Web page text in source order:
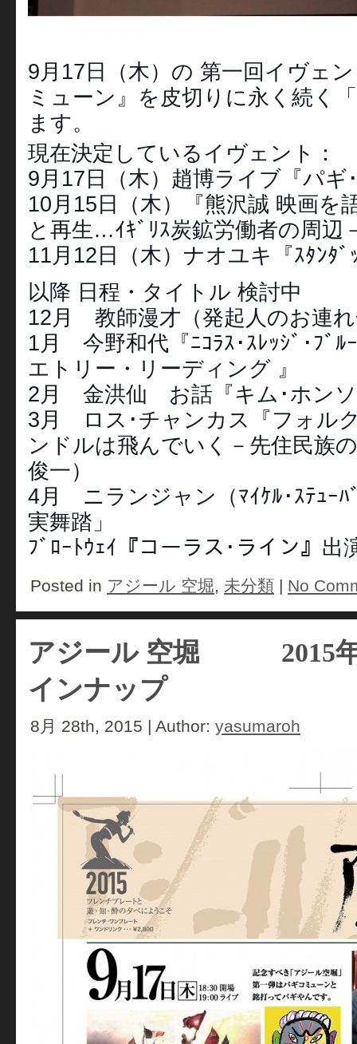
9月17日（木）の 第一回イヴェ
ミューン』を皮切りに永く続く
ます。
現在決定しているイヴェント：
9月17日（木）趙博ライブ『パギ
10月15日（木）『熊沢誠 映画を
と再生…ｲｷﾞﾘｽ炭鉱労働者の周辺
11月12日（木）ナオユキ『ｽﾀﾝﾀﾞ
以降 日程・タイトル 検討中
12月 教師漫才（発起人のお連れ
1月 今野和代『ﾆｺﾗｽ･ｽﾚｯｼﾞ･ﾌﾞ
エトリー・リーディング 』
2月 金洪仙 お話『キム･ホンソ
3月 ロス･チャンカス『フォル
ンドルは飛んでいく－先住民族
俊一）
4月 ニランジャン（ﾏｲｹﾙ･ｽﾃｭｰﾊ
実舞踏」
ﾌﾞﾛｰﾄｳｪｲ『コーラス･ライン』出
Posted in アジール 空堀, 未分類 | No
アジール 空堀 2015
インナップ
8月 28th, 2015 | Author: yasumaroh